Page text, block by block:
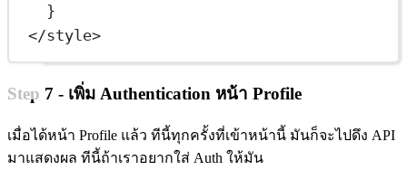
}
</style>
Step 7 - เพิ่ม Authentication หน้า Profile
เมื่อได้หน้า Profile แล้ว ทีนี้ทุกครั้งที่เข้าหน้านี้ มันก็จะไปดึง API
มาแสดงผล ทีนี้ถ้าเราอยากใส่ Auth ให้มัน